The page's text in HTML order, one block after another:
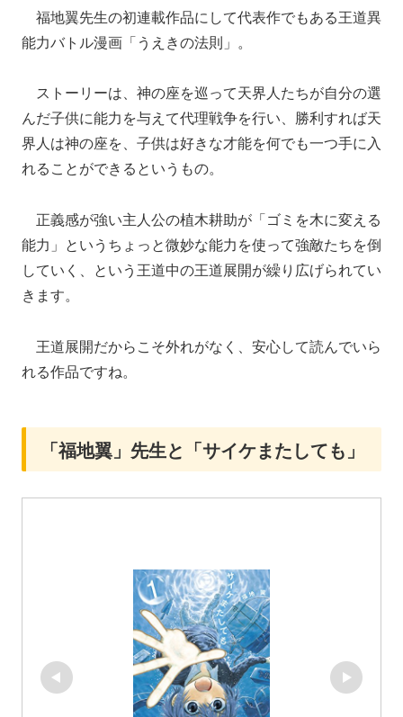
福地翼先生の初連載作品にして代表作でもある王道異
能力バトル漫画「うえきの法則」。
ストーリーは、神の座を巡って天界人たちが自分の選
んだ子供に能力を与えて代理戦争を行い、勝利すれば天
界人は神の座を、子供は好きな才能を何でも一つ手に入
れることができるというもの。
正義感が強い主人公の植木耕助が「ゴミを木に変える
能力」というちょっと微妙な能力を使って強敵たちを倒
していく、という王道中の王道展開が繰り広げられてい
きます。
王道展開だからこそ外れがなく、安心して読んでいら
れる作品ですね。
「福地翼」先生と「サイケまたしても」